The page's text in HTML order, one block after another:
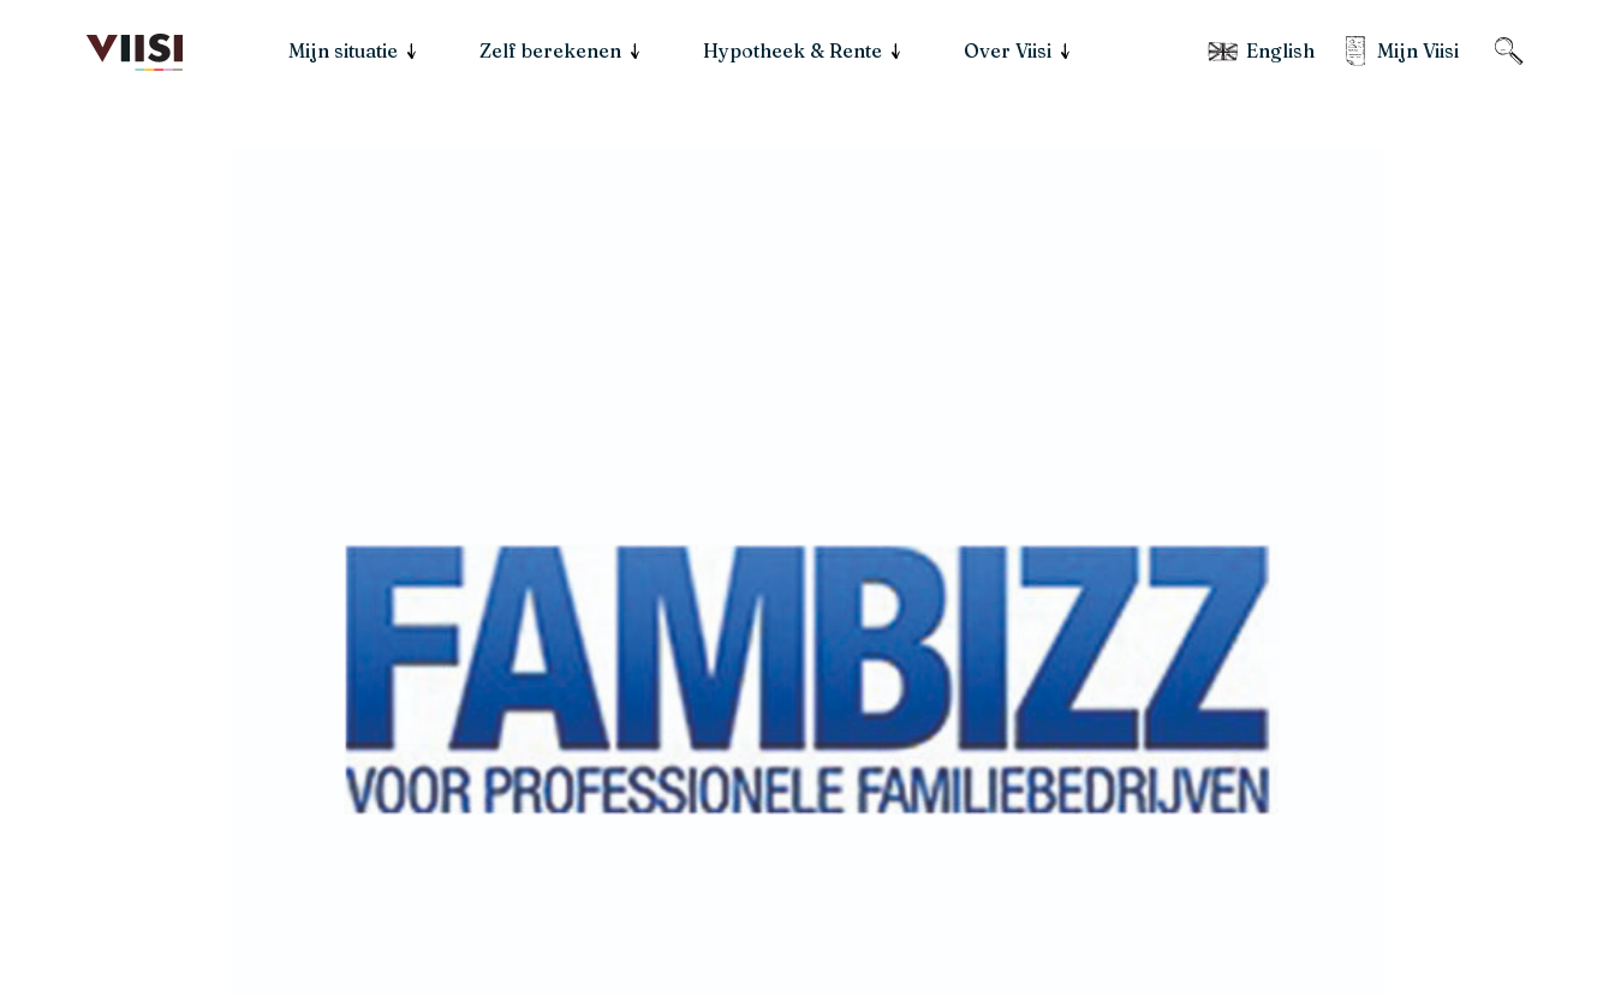
Mijn situatie Zelf berekenen Hypotheek & Rente Over Viisi English Mijn Viisi